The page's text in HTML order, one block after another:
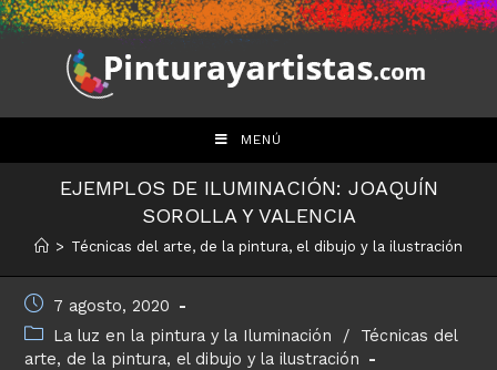
Saltar
al
contenido
MENÚ
EJEMPLOS DE ILUMINACIÓN: JOAQUÍN
SOROLLA Y VALENCIA
> Técnicas del arte, de la pintura, el dibujo y la ilustración
Publicación
de
7 agosto, 2020
Categoría
de
La luz en la pintura y la Iluminación /
Técnicas del
arte, de la pintura, el dibujo y la ilustración